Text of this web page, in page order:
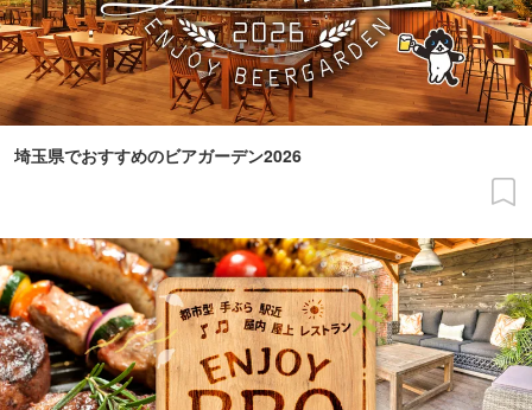
埼玉県でおすすめのビアガーデン2026